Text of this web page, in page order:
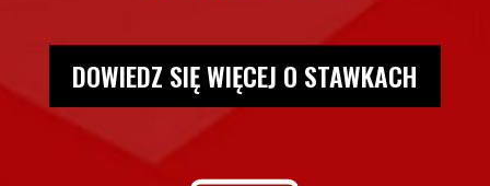
DOWIEDZ SIĘ WIĘCEJ O STAWKACH